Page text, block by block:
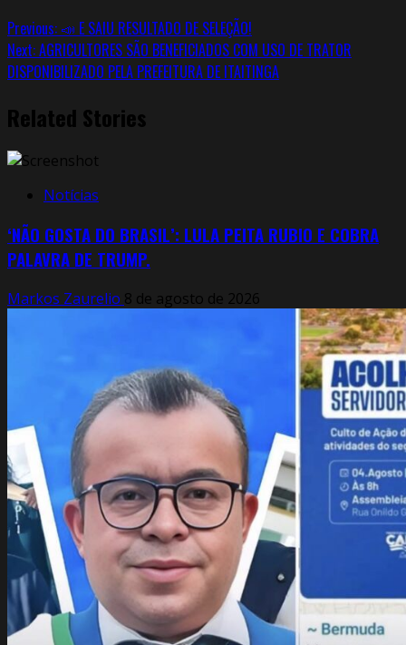
Previous: 📣 E SAIU RESULTADO DE SELEÇÃO!
Next:AGRICULTORES SÃO BENEFICIADOS COM USO DE TRATOR
DISPONIBILIZADO PELA PREFEITURA DE ITAITINGA
Related Stories
Notícias
‘NÃO GOSTA DO BRASIL’: LULA PEITA RUBIO E COBRA
PALAVRA DE TRUMP.
Markos Zaurelio 8 de agosto de 2026